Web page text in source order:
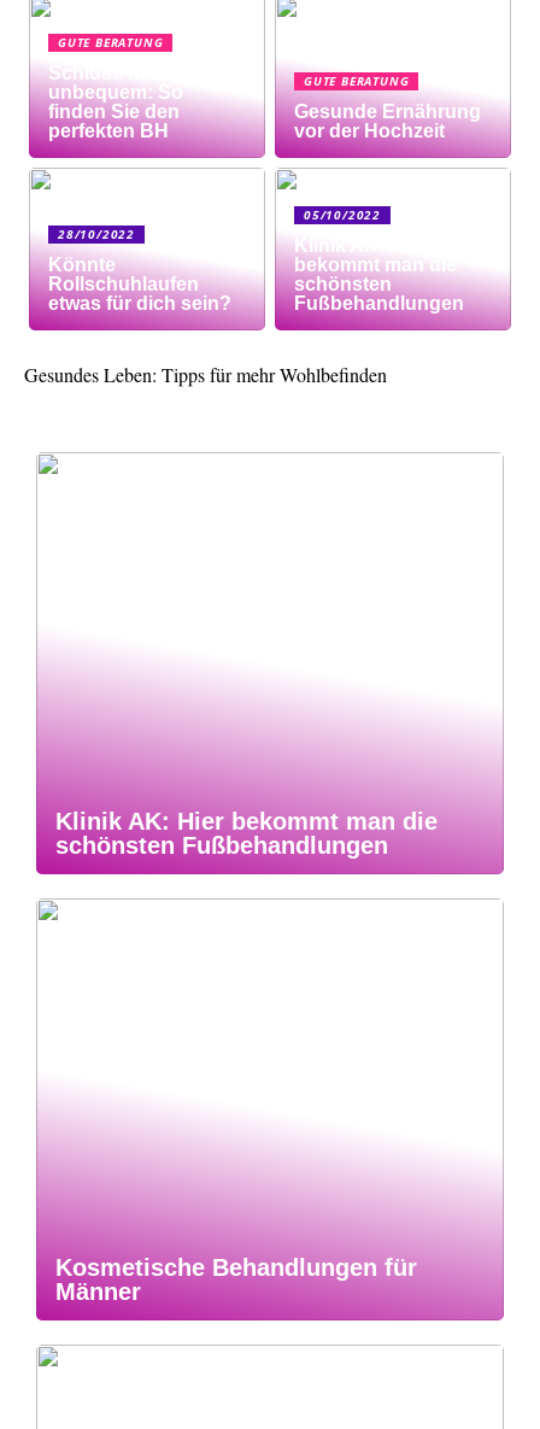
GUTE BERATUNG
Schluss mit
unbequem: So
finden Sie den
perfekten BH
GUTE BERATUNG
Gesunde Ernährung
vor der Hochzeit
28/10/2022
Könnte
Rollschuhlaufen
etwas für dich sein?
05/10/2022
Klinik AK: Hier
bekommt man die
schönsten
Fußbehandlungen
Gesundes Leben: Tipps für mehr Wohlbefinden
Klinik AK: Hier bekommt man die
schönsten Fußbehandlungen
Kosmetische Behandlungen für
Männer